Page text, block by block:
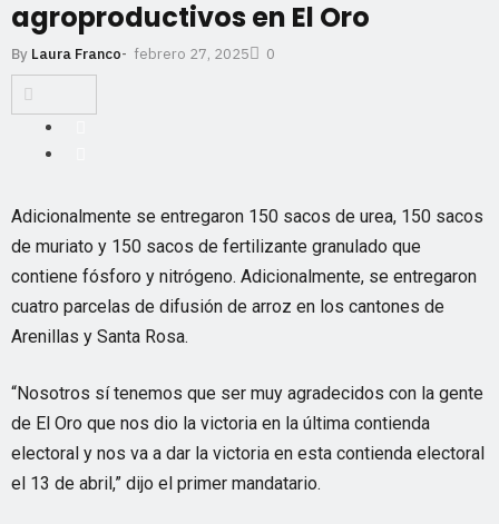
agroproductivos en El Oro
By Laura Franco- febrero 27, 2025 0
Adicionalmente se entregaron 150 sacos de urea, 150 sacos
de muriato y 150 sacos de fertilizante granulado que
contiene fósforo y nitrógeno. Adicionalmente, se entregaron
cuatro parcelas de difusión de arroz en los cantones de
Arenillas y Santa Rosa.
“Nosotros sí tenemos que ser muy agradecidos con la gente
de El Oro que nos dio la victoria en la última contienda
electoral y nos va a dar la victoria en esta contienda electoral
el 13 de abril,” dijo el primer mandatario.